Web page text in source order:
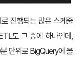
진행되는 많은 스케줄
도 그 중에 하나인데,
단위로 BigQuery에 올